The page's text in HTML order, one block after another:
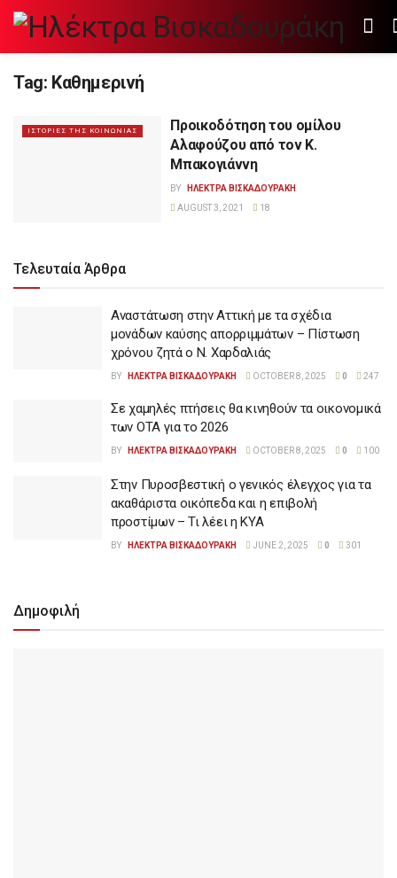
Tag: Καθημερινή
ΙΣΤΟΡΙΕΣ ΤΗΣ ΚΟΙΝΩΝΙΑΣ
Προικοδότηση του ομίλου
Αλαφούζου από τον Κ.
Μπακογιάννη
BY
ΗΛΕΚΤΡΑ ΒΙΣΚΑΔΟΥΡΑΚΗ
AUGUST 3, 2021
18
Τελευταία Άρθρα
Αναστάτωση στην Αττική με τα σχέδια
μονάδων καύσης απορριμμάτων – Πίστωση
χρόνου ζητά ο Ν. Χαρδαλιάς
BY ΗΛΕΚΤΡΑ ΒΙΣΚΑΔΟΥΡΑΚΗ OCTOBER 8, 2025 0 247
Σε χαμηλές πτήσεις θα κινηθούν τα οικονομικά
των ΟΤΑ για το 2026
BY ΗΛΕΚΤΡΑ ΒΙΣΚΑΔΟΥΡΑΚΗ OCTOBER 8, 2025 0 100
Στην Πυροσβεστική ο γενικός έλεγχος για τα
ακαθάριστα οικόπεδα και η επιβολή
προστίμων – Τι λέει η ΚΥΑ
BY ΗΛΕΚΤΡΑ ΒΙΣΚΑΔΟΥΡΑΚΗ JUNE 2, 2025 0 301
Δημοφιλή